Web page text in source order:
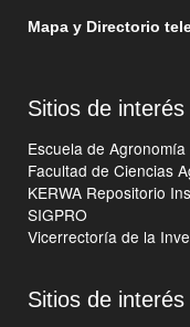
Mapa y Directorio
Sitios de interés
Escuela de Agronomía
Facultad de Ciencias
KERWA Repositorio
SIGPRO
Vicerrectoría de la
Sitios de interés